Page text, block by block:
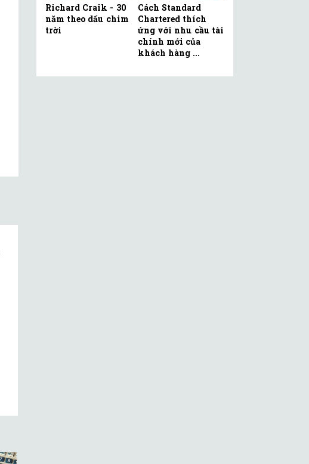
Richard Craik - 30
năm theo dấu chim
trời
Cách Standard
Chartered thích
ứng với nhu cầu tài
chính mới của
khách hàng ...